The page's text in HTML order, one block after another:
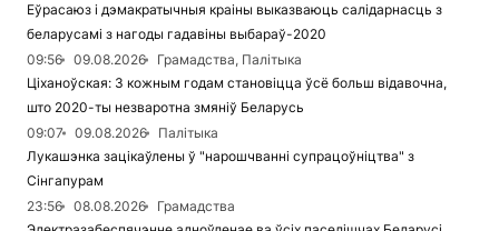
Еўрасаюз і дэмакратычныя краіны выказваюць салідарнасць з
беларусамі з нагоды гадавіны выбараў-2020
09:56
09.08.2026
Грамадства, Палітыка
Ціханоўская: З кожным годам становіцца ўсё больш відавочна,
што 2020-ты незваротна змяніў Беларусь
09:07
09.08.2026
Палітыка
Лукашэнка зацікаўлены ў "нарошчванні супрацоўніцтва" з
Сінгапурам
23:56
08.08.2026
Грамадства